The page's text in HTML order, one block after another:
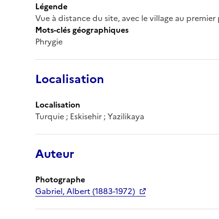
Légende
Vue à distance du site, avec le village au premier
Mots-clés géographiques
Phrygie
Localisation
Localisation
Turquie ; Eskisehir ; Yazilikaya
Auteur
Photographe
Gabriel, Albert (1883-1972)